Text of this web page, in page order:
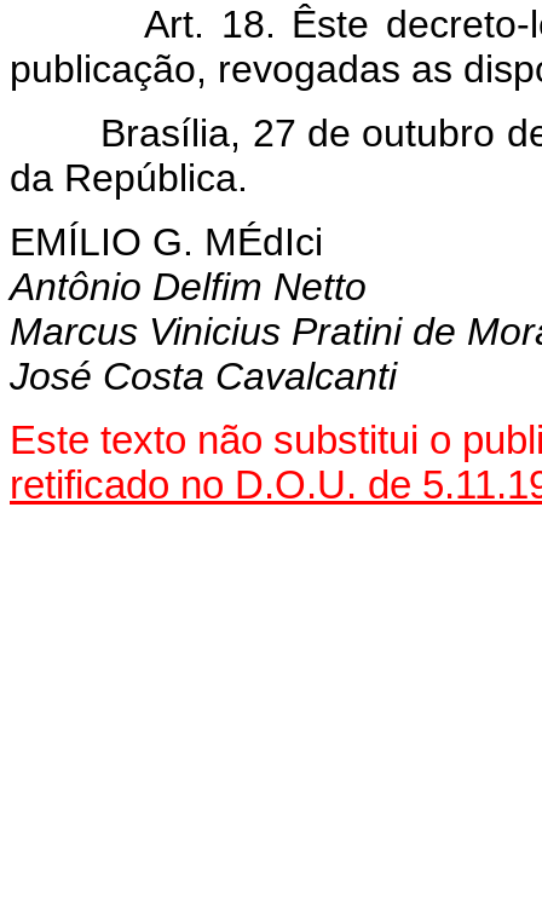
Art. 18. Êste decreto-lei
publicação, revogadas as
Brasília, 27 de outubro de
da República.
EMÍLIO G. MÉdIci
Antônio Delfim Netto
Marcus Vinicius Pratini de
José Costa Cavalcanti
Este texto não substitui o
retificado no D.O.U. de